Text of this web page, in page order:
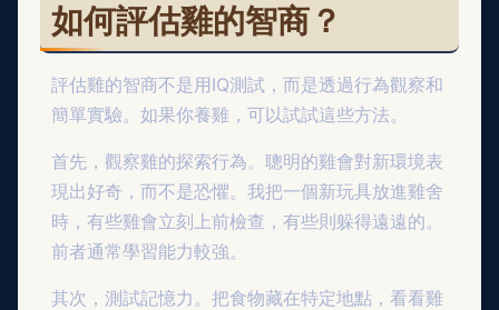
如何評估雞的智商？
評估雞的智商不是用IQ測試，而是透過行為觀察和
簡單實驗。如果你養雞，可以試試這些方法。
首先，觀察雞的探索行為。聰明的雞會對新環境表
現出好奇，而不是恐懼。我把一個新玩具放進雞舍
時，有些雞會立刻上前檢查，有些則躲得遠遠的。
前者通常學習能力較強。
其次，測試記憶力。把食物藏在特定地點，看看雞